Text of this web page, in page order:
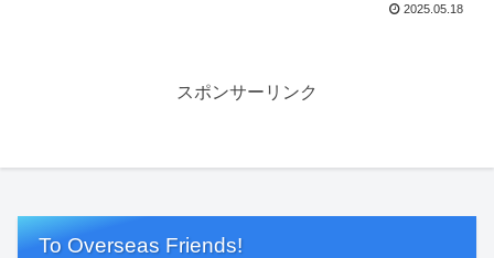
2025.05.18
スポンサーリンク
To Overseas Friends!